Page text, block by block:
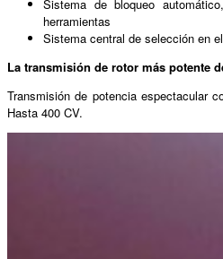
Sistema de bloqueo
herramientas
Sistema central de selección en
La transmisión de rotor más potente
Transmisión de potencia espectacular
Hasta 400 CV.